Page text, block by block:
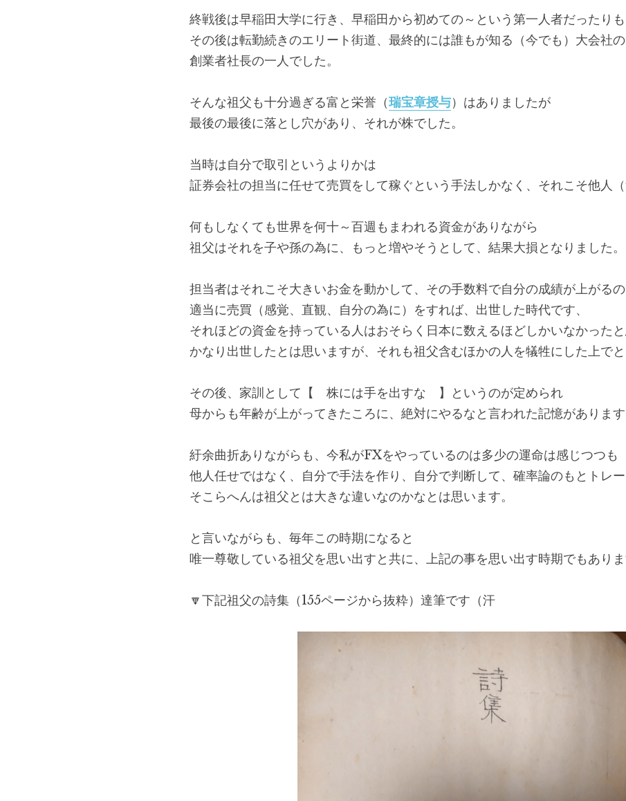
終戦後は早稲田大学に行き、早稲田から初めての～という第一人者だったりも
その後は転勤続きのエリート街道、最終的には誰もが知る（今でも）大会社の
創業者社長の一人でした。
そんな祖父も十分過ぎる富と栄誉（瑞宝章授与）はありましたが
最後の最後に落とし穴があり、それが株でした。
当時は自分で取引というよりかは
証券会社の担当に任せて売買をして稼ぐという手法しかなく、それこそ他人（
何もしなくても世界を何十～百週もまわれる資金がありながら
祖父はそれを子や孫の為に、もっと増やそうとして、結果大損となりました。
担当者はそれこそ大きいお金を動かして、その手数料で自分の成績が上がる
適当に売買（感覚、直観、自分の為に）をすれば、出世した時代です、
それほどの資金を持っている人はおそらく日本に数えるほどしかいなかった
かなり出世したとは思いますが、それも祖父含むほかの人を犠牲にした上でと
その後、家訓として【　株には手を出すな　】というのが定められ
母からも年齢が上がってきたころに、絶対にやるなと言われた記憶があります
紆余曲折ありながらも、今私がFXをやっているのは多少の運命は感じつつも
他人任せではなく、自分で手法を作り、自分で判断して、確率論のもとトレ
そこらへんは祖父とは大きな違いなのかなとは思います。
と言いながらも、毎年この時期になると
唯一尊敬している祖父を思い出すと共に、上記の事を思い出す時期でもありま
🔽下記祖父の詩集（155ページから抜粋）達筆です（汗